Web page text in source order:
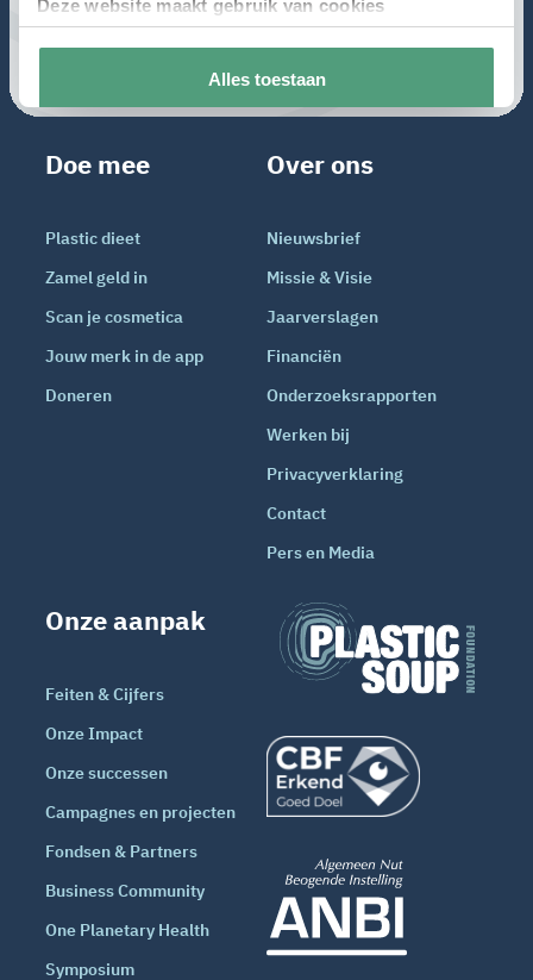
Doe mee
Plastic dieet
Zamel geld in
Scan je cosmetica
Jouw merk in de app
Doneren
Over ons
Nieuwsbrief
Missie & Visie
Jaarverslagen
Financiën
Onderzoeksrapporten
Werken bij
Privacyverklaring
Contact
Pers en Media
Onze aanpak
Feiten & Cijfers
Onze Impact
Onze successen
Campagnes en projecten
Fondsen & Partners
Business Community
One Planetary Health
Symposium